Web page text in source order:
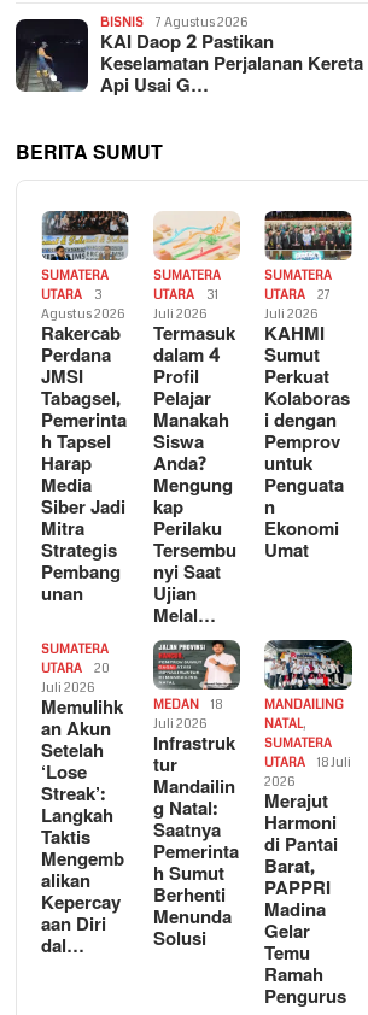
BISNIS 7 Agustus 2026
KAI Daop 2 Pastikan
Keselamatan Perjalanan Kereta
Api Usai G…
BERITA SUMUT
SUMATERA
UTARA
3
Agustus 2026
Rakercab
Perdana
JMSI
Tabagsel,
Pemerinta
h Tapsel
Harap
Media
Siber Jadi
Mitra
Strategis
Pembang
unan
SUMATERA
UTARA
31
Juli 2026
Termasuk
dalam 4
Profil
Pelajar
Manakah
Siswa
Anda?
Mengung
kap
Perilaku
Tersembu
nyi Saat
Ujian
Melal…
SUMATERA
UTARA
27
Juli 2026
KAHMI
Sumut
Perkuat
Kolaboras
i dengan
Pemprov
untuk
Penguata
n
Ekonomi
Umat
SUMATERA
UTARA
20
Juli 2026
Memulihk
an Akun
Setelah
‘Lose
Streak’:
Langkah
Taktis
Mengemb
alikan
Kepercay
aan Diri
dal…
MEDAN
18
Juli 2026
Infrastruk
tur
Mandailin
g Natal:
Saatnya
Pemerinta
h Sumut
Berhenti
Menunda
Solusi
MANDAILING
NATAL,
SUMATERA
UTARA
18 Juli
2026
Merajut
Harmoni
di Pantai
Barat,
PAPPRI
Madina
Gelar
Temu
Ramah
Pengurus